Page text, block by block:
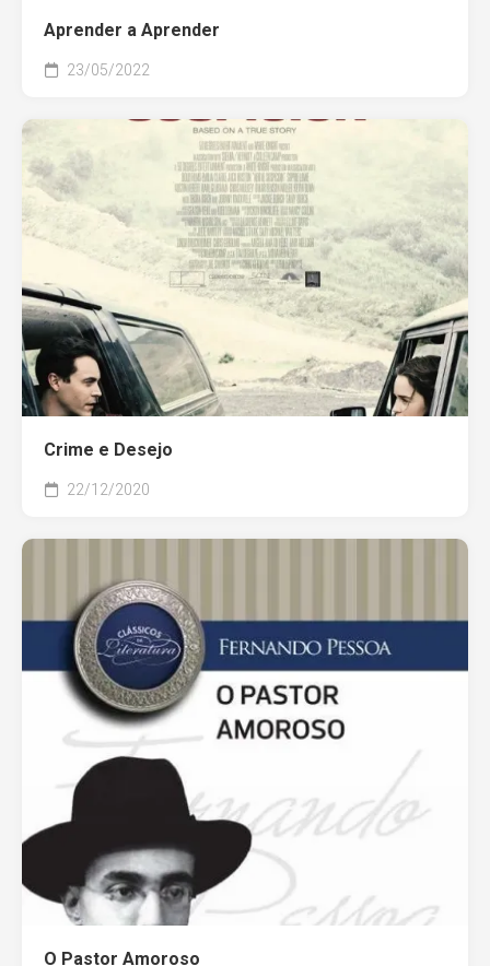
Aprender a Aprender
23/05/2022
Crime e Desejo
22/12/2020
O Pastor Amoroso